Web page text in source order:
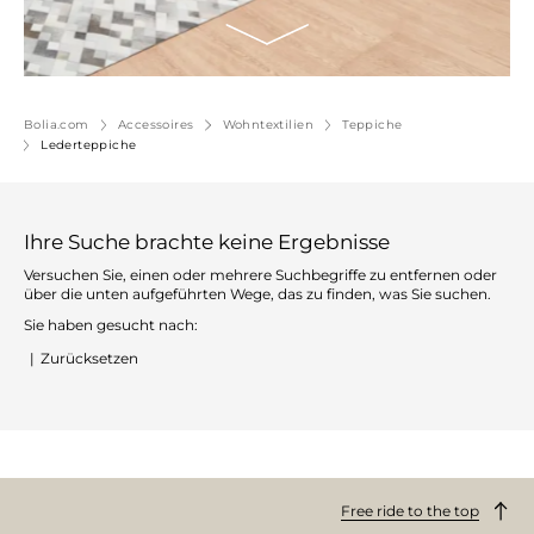
Bolia.com Accessoires Wohntextilien
Teppiche
Lederteppiche
Ihre Suche brachte keine Ergebnisse
Versuchen Sie, einen oder mehrere Suchbegriffe zu entfernen oder
über die unten aufgeführten Wege, das zu finden, was Sie suchen.
Sie haben gesucht nach:
| Zurücksetzen
Free ride to the top